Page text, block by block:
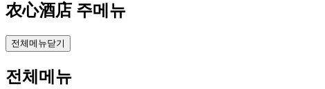
农心酒店 주메뉴
전체메뉴닫기
전체메뉴